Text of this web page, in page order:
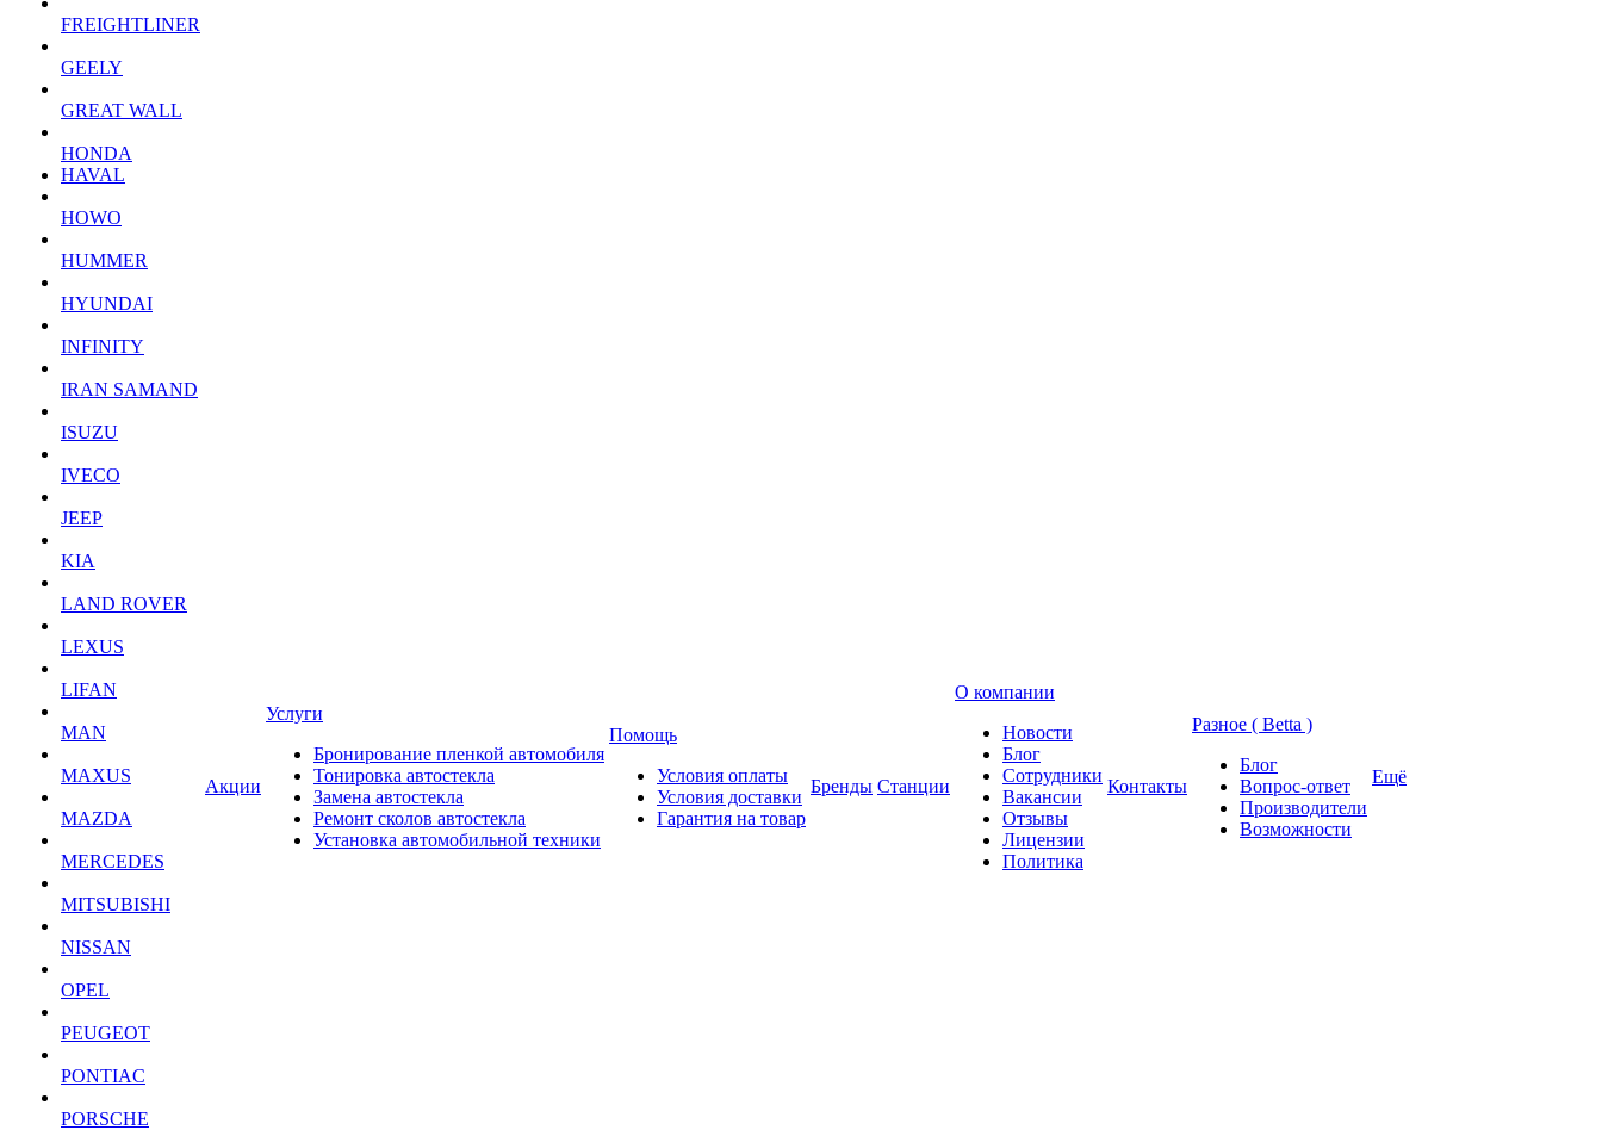
FREIGHTLINER
GEELY
GREAT WALL
HONDA
HAVAL
HOWO
HUMMER
HYUNDAI
INFINITY
IRAN SAMAND
ISUZU
IVECO
JEEP
KIA
LAND ROVER
LEXUS
LIFAN
MAN
MAXUS
MAZDA
MERCEDES
MITSUBISHI
NISSAN
OPEL
PEUGEOT
PONTIAC
PORSCHE
Акции
Услуги
Бронирование пленкой автомобиля
Тонировка автостекла
Замена автостекла
Ремонт сколов автостекла
Установка автомобильной техники
Помощь
Условия оплаты
Условия доставки
Гарантия на товар
Бренды Станции
О компании
Новости
Блог
Сотрудники
Вакансии
Отзывы
Лицензии
Политика
Контакты
Разное ( Betta )
Блог
Вопрос-ответ
Производители
Возможности
Ещё